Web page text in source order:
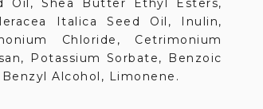
Oil, Shea Butter Ethyl Esters,
Italica Seed Oil, Inulin,
Chloride, Cetrimonium
Potassium Sorbate, Benzoic
Alcohol, Limonene.